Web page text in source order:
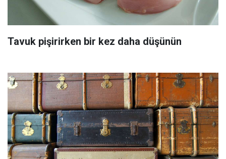
Tavuk pişirirken bir kez daha düşünün